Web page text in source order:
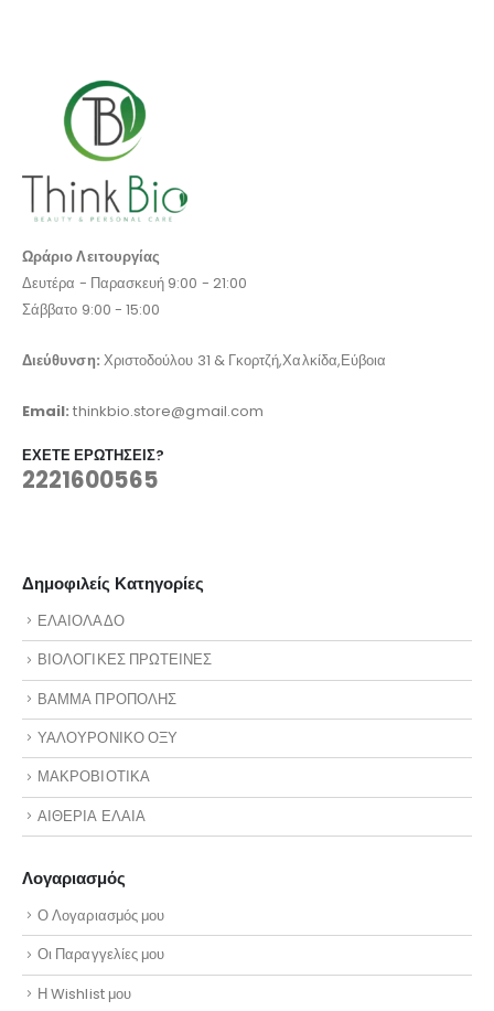
Ωράριο Λειτουργίας
Δευτέρα - Παρασκευή 9:00 - 21:00
Σάββατο 9:00 - 15:00
Διεύθυνση: Χριστοδούλου 31 & Γκορτζή,Χαλκίδα,Εύβοια
Email:thinkbio.store@gmail.com
ΈΧΕΤΕ ΕΡΩΤΉΣΕΙΣ?
2221600565
Δημοφιλείς Κατηγορίες
ΕΛΑΙΟΛΑΔΟ
ΒΙΟΛΟΓΙΚΕΣ ΠΡΩΤΕΙΝΕΣ
ΒΑΜΜΑ ΠΡΟΠΟΛΗΣ
ΥΑΛΟΥΡΟΝΙΚΟ ΟΞΥ
ΜΑΚΡΟΒΙΟΤΙΚΑ
ΑΙΘΕΡΙΑ ΕΛΑΙΑ
Λογαριασμός
Ο Λογαριασμός μου
Οι Παραγγελίες μου
Η Wishlist μου